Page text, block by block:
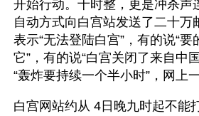
开始行动。十时整，更是冲杀声
自动方式向白宫站发送了二十万
表示“无法登陆白宫”，有的说“
它”，有的说“白宫关闭了来自中
“轰炸要持续一个半小时”，网上
白宫网站约从 4日晚九时起不能